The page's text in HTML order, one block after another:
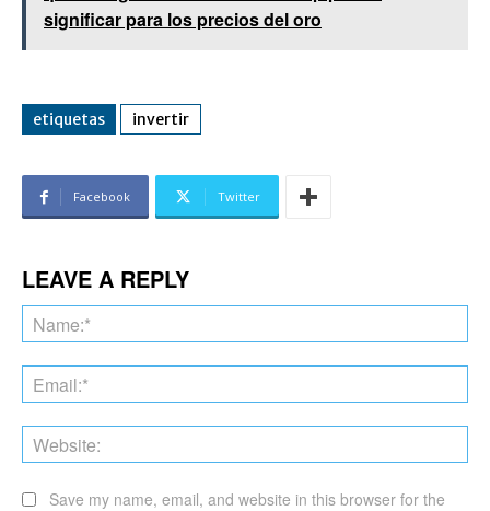
significar para los precios del oro
etiquetas invertir
Facebook Twitter
LEAVE A REPLY
Save my name, email, and website in this browser for the